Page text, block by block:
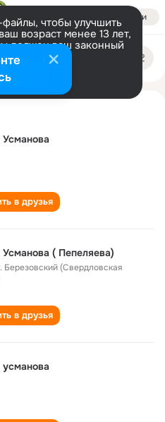
Войти
чтобы улучшить
возраст менее 13 лет,
должен ваш законный
информации
Усманова
в друзья
Усманова ( Пепеляева)
Березовский (Свердловская
в друзья
усманова